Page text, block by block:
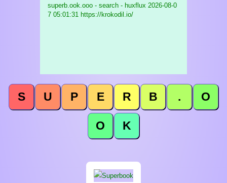
superb.ook.ooo - search - huxflux 2026-08-0
7 05:01:31 https://krokodil.io/
S U P E R B . O
O K